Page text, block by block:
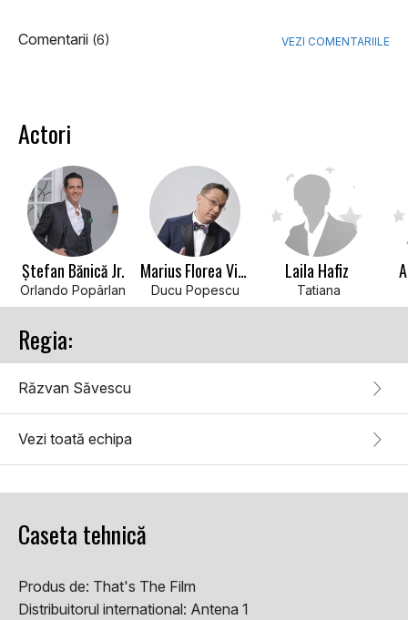
Comentarii (6) VEZI COMENTARIILE
Actori
Ștefan Bănică Jr.
Orlando Popârlan
Marius Florea Vizante
Ducu Popescu
Laila Hafiz
Tatiana
Regia:
Răzvan Săvescu
Vezi toată echipa
Caseta tehnică
Produs de: That's The Film
Distribuitorul international: Antena 1